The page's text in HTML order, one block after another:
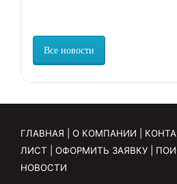
Все новости
ГЛАВНАЯ О КОМПАНИИ
ЛИСТ
ОФОРМИТЬ ЗАЯВКУ
НОВОСТИ